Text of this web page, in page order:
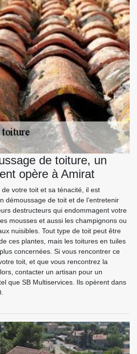
de toiture, un
opère à Amirat
de votre toit et sa ténacité, il est
démoussage de toit et de l’entretenir
destructeurs qui endommagent votre
mousses et aussi les champignons ou
nuisibles. Tout type de toit peut être
ces plantes, mais les toitures en tuiles
concernées. Si vous rencontrer ce
toit, et que vous rencontrez la
contacter un artisan pour un
que SB Multiservices. Ils opèrent dans